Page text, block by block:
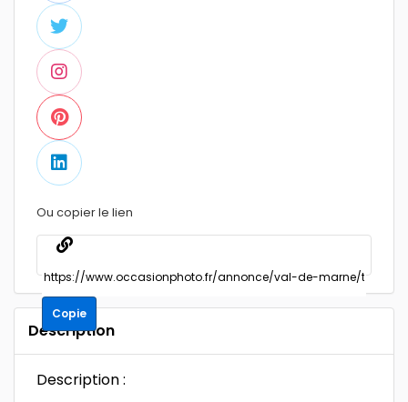
Ou copier le lien
Copie
Description
Description :